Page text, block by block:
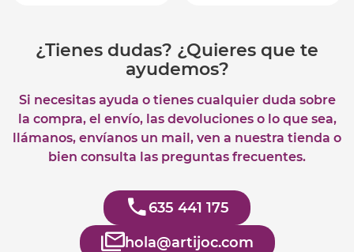
¿Tienes dudas? ¿Quieres que te
ayudemos?
Si necesitas ayuda o tienes cualquier duda sobre
la compra, el envío, las devoluciones o lo que sea,
llámanos, envíanos un mail, ven a nuestra tienda o
bien consulta las preguntas frecuentes.
635 441 175
hola@artijoc.com